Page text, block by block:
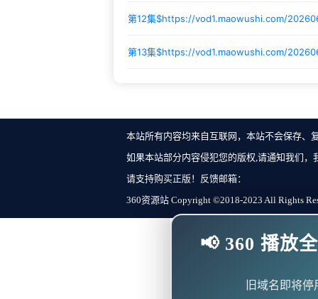
第12集$https://vod1.maowushi.com/
第13集$https://vod1.maowushi.com/
本站所有内容均来自互联网，本站不会保存、
如果本站部分内容侵犯您的版权,请通知我们
请支持购买正版！反馈邮箱：
360资源站 Copyright ©2018-2023 All Rights
📢 360 播放
旧域名即将